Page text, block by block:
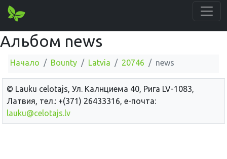
Альбом news
Начало Bounty Latvia 20746 news
© Lauku сelotajs, Ул. Калнциема 40, Рига LV-1083,
Латвия, тел.: +(371) 26433316, е-почта:
lauku@celotajs.lv